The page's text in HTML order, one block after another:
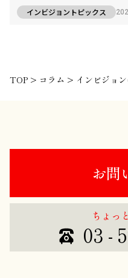
インビジョントピックス
TOP > コラム >
お問
ちょっ
03 -